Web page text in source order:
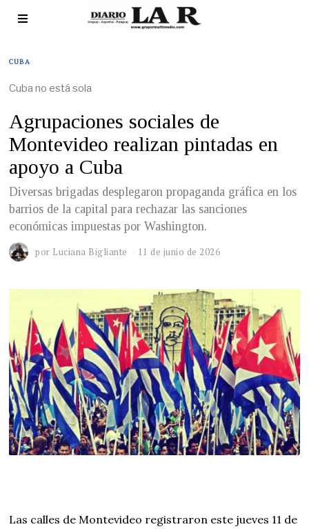
CUBA
Cuba no está sola
Agrupaciones sociales de
Montevideo realizan pintadas en
apoyo a Cuba
Diversas brigadas desplegaron propaganda gráfica en los
barrios de la capital para rechazar las sanciones
económicas impuestas por Washington.
por Luciana Bigliante 11 de junio de 2026
Las calles de Montevideo registraron este jueves 11 de